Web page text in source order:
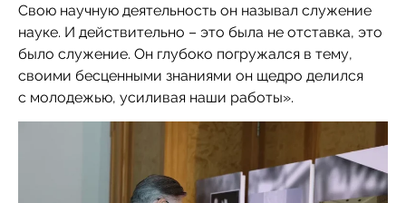
Свою научную деятельность он называл служение
науке. И действительно – это была не отставка, это
было служение. Он глубоко погружался в тему,
своими бесценными знаниями он щедро делился
с молодежью, усиливая наши работы».